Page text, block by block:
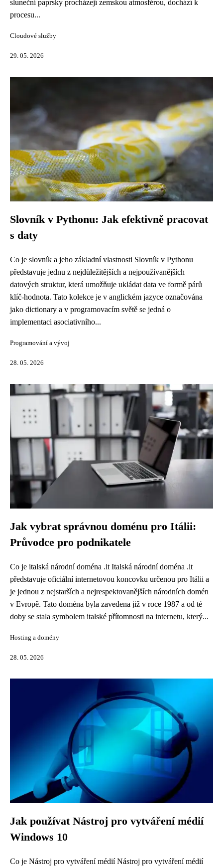
sluneční paprsky procházejí zemskou atmosférou, dochází k
procesu...
Cloudové služby
29. 05. 2026
Slovník v Pythonu: Jak efektivně pracovat
s daty
Co je slovník a jeho základní vlastnosti Slovník v Pythonu
představuje jednu z nejdůležitějších a nejpoužívanějších
datových struktur, která umožňuje ukládat data ve formě párů
klíč-hodnota. Tato kolekce je v anglickém jazyce označována
jako dictionary a v programovacím světě se jedná o
implementaci asociativního...
Programování a vývoj
28. 05. 2026
Jak vybrat správnou doménu pro Itálii:
Průvodce pro podnikatele
Co je italská národní doména .it Italská národní doména .it
představuje oficiální internetovou koncovku určenou pro Itálii a
je jednou z nejstarších a nejrespektovanějších národních domén
v Evropě. Tato doména byla zavedena již v roce 1987 a od té
doby se stala symbolem italské přítomnosti na internetu, který...
Hosting a domény
28. 05. 2026
Jak používat Nástroj pro vytváření médií
Windows 10
Co je Nástroj pro vytváření médií Nástroj pro vytváření médií